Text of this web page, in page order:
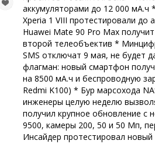
аккумуляторами до 12 000
Xperia 1 VIII протестировали до
Huawei Mate 90 Pro Max
второй телеобъектив *
SMS отключат 9 мая, не будет
флагман: новый смартфон
на 8500 мА.ч и беспроводную
Redmi K100) * Бур марсохода
инженеры целую неделю
получил крупное обновление
9500, камеры 200, 50 и 50 Мп,
Инсайдер протестировал